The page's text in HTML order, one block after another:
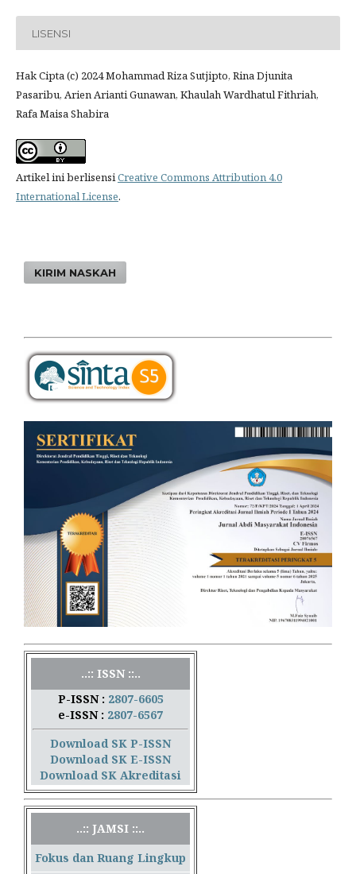
LISENSI
Hak Cipta (c) 2024 Mohammad Riza Sutjipto, Rina Djunita
Pasaribu, Arien Arianti Gunawan, Khaulah Wardhatul Fithriah,
Rafa Maisa Shabira
Artikel ini berlisensiCreative Commons Attribution 4.0
International License.
KIRIM NASKAH
..:: ISSN ::..
P-ISSN : 2807-6605
e-ISSN : 2807-6567
Download SK P-ISSN
Download SK E-ISSN
Download SK Akreditasi
..:: JAMSI ::..
Fokus dan Ruang Lingkup